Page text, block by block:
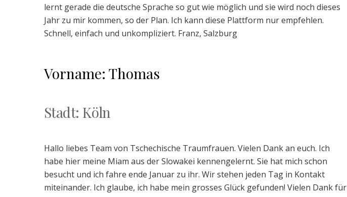
lernt gerade die deutsche Sprache so gut wie möglich und sie wird noch dieses
Jahr zu mir kommen, so der Plan. Ich kann diese Plattform nur empfehlen.
Schnell, einfach und unkompliziert. Franz, Salzburg
Vorname: Thomas
Stadt: Köln
Hallo liebes Team von Tschechische Traumfrauen. Vielen Dank an euch. Ich
habe hier meine Miam aus der Slowakei kennengelernt. Sie hat mich schon
besucht und ich fahre ende Januar zu ihr. Wir stehen jeden Tag in Kontakt
miteinander. Ich glaube, ich habe mein grosses Glück gefunden! Vielen Dank für